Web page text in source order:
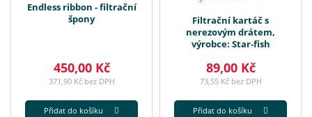
Endless ribbon - filtrační
špony
450,00 Kč
371,90 Kč bez DPH
Přidat do košíku
Filtrační kartáč s
nerezovým drátem,
výrobce: Star-fish
89,00 Kč
73,55 Kč bez DPH
Přidat do košíku